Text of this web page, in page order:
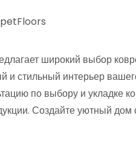
широкий выбор
и стильный интерьер
по выбору и укладке
Создайте уютный